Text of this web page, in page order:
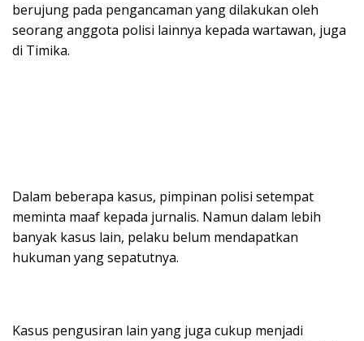
berujung pada pengancaman yang dilakukan oleh
seorang anggota polisi lainnya kepada wartawan, juga
di Timika.
Dalam beberapa kasus, pimpinan polisi setempat
meminta maaf kepada jurnalis. Namun dalam lebih
banyak kasus lain, pelaku belum mendapatkan
hukuman yang sepatutnya.
Kasus pengusiran lain yang juga cukup menjadi